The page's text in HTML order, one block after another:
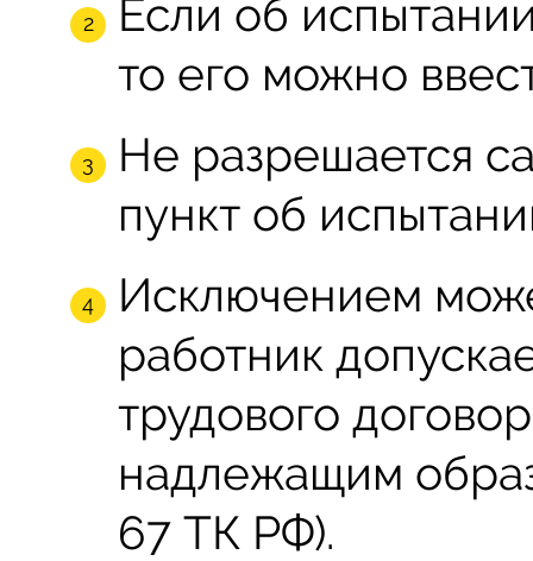
Если об
то его можно
Не разрешается
пункт об
Исключением
работник
трудового
надлежащим
67 ТК РФ).